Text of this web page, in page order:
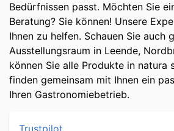
Bedürfnissen passt. Möchten Sie
Beratung? Sie können! Unsere
Ihnen zu helfen. Schauen Sie auch
Ausstellungsraum in Leende,
können Sie alle Produkte in natura
finden gemeinsam mit Ihnen ein
Ihren Gastronomiebetrieb.
Trustpilot